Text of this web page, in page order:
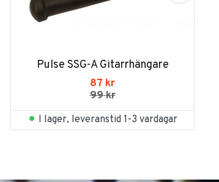
Pulse SSG-A Gitarrhängare
87 kr
99kr
I lager, leveranstid 1-3 vardagar